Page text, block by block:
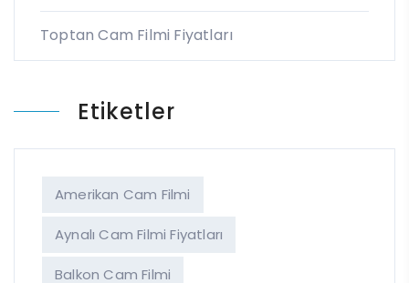
Toptan Cam Filmi Fiyatları
Etiketler
Amerikan Cam Filmi
Aynalı Cam Filmi Fiyatları
Balkon Cam Filmi